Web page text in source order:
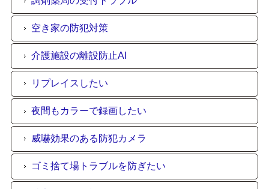
空き家の防犯対策
介護施設の離設防止AI
リプレイスしたい
夜間もカラーで録画したい
威嚇効果のある防犯カメラ
ゴミ捨て場トラブルを防ぎたい